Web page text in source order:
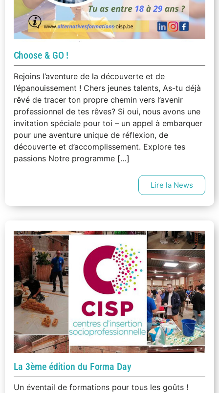
Choose & GO !
Rejoins l’aventure de la découverte et de
l’épanouissement ! Chers jeunes talents, As-tu déjà
rêvé de tracer ton propre chemin vers l’avenir
professionnel de tes rêves? Si oui, nous avons une
invitation spéciale pour toi – un appel à embarquer
pour une aventure unique de réflexion, de
découverte et d’accomplissement. Explore tes
passions Notre programme […]
Lire la News
La 3ème édition du Forma Day
Un éventail de formations pour tous les goûts !